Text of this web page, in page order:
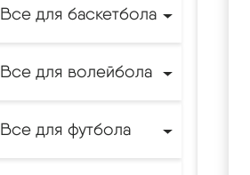
Все для баскетбола
Все для волейбола
Все для футбола